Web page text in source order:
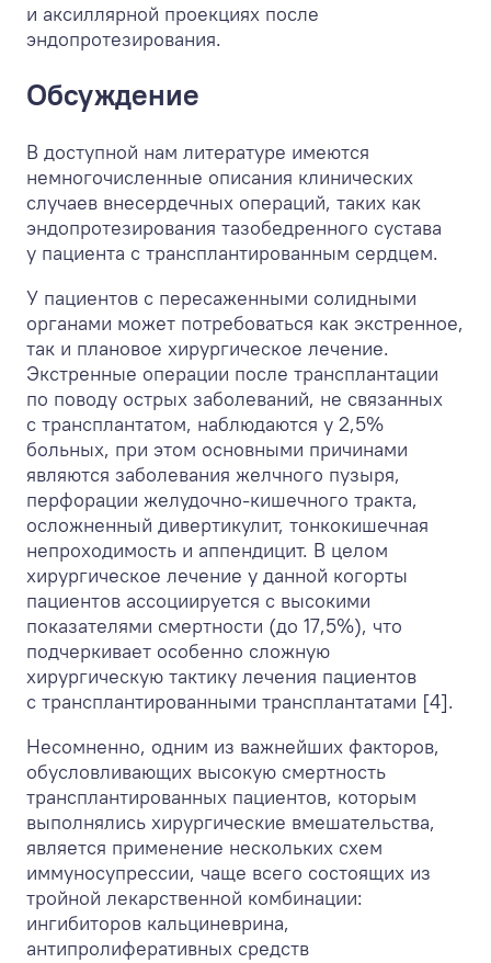
и аксиллярной проекциях после
эндопротезирования.
Обсуждение
В доступной нам литературе имеются
немногочисленные описания клинических
случаев внесердечных операций, таких как
эндопротезирования тазобедренного сустава
у пациента с трансплантированным сердцем.
У пациентов с пересаженными солидными
органами может потребоваться как экстренное,
так и плановое хирургическое лечение.
Экстренные операции после трансплантации
по поводу острых заболеваний, не связанных
с трансплантатом, наблюдаются у 2,5%
больных, при этом основными причинами
являются заболевания желчного пузыря,
перфорации желудочно-кишечного тракта,
осложненный дивертикулит, тонкокишечная
непроходимость и аппендицит. В целом
хирургическое лечение у данной когорты
пациентов ассоциируется с высокими
показателями смертности (до 17,5%), что
подчеркивает особенно сложную
хирургическую тактику лечения пациентов
с трансплантированными трансплантатами [4].
Несомненно, одним из важнейших факторов,
обусловливающих высокую смертность
трансплантированных пациентов, которым
выполнялись хирургические вмешательства,
является применение нескольких схем
иммуносупрессии, чаще всего состоящих из
тройной лекарственной комбинации:
ингибиторов кальциневрина,
антипролиферативных средств